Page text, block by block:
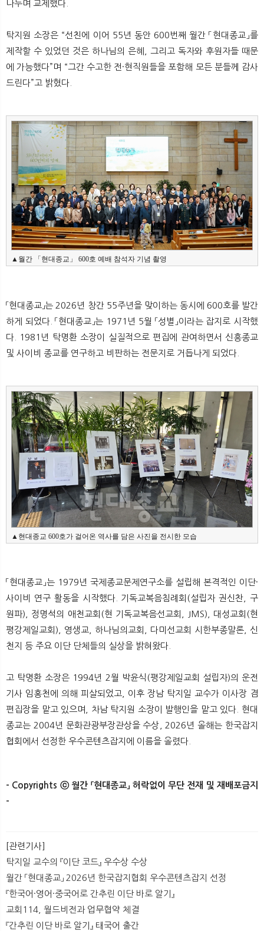
나누며 교제했다.
탁지원 소장은 “선친에 이어 55년 동안 600번째 월간 「현대종교」를
제작할 수 있었던 것은 하나님의 은혜, 그리고 독자와 후원자들 때문
에 가능했다”며 “그간 수고한 전·현직원들을 포함해 모든 분들께 감사
드린다”고 밝혔다.
▲월간 「현대종교」 600호 예배 참석자 기념 촬영
「현대종교」는 2026년 창간 55주년을 맞이하는 동시에 600호를 발간
하게 되었다. 「현대종교」는 1971년 5월 「성별」이라는 잡지로 시작했
다. 1981년 탁명환 소장이 실질적으로 편집에 관여하면서 신흥종교
및 사이비 종교를 연구하고 비판하는 전문지로 거듭나게 되었다.
▲현대종교 600호가 걸어온 역사를 담은 사진을 전시한 모습
「현대종교」는 1979년 국제종교문제연구소를 설립해 본격적인 이단·
사이비 연구 활동을 시작했다. 기독교복음침례회(설립자 권신찬, 구
원파), 정명석의 애천교회(현 기독교복음선교회, JMS), 대성교회(현
평강제일교회), 영생교, 하나님의교회, 다미선교회 시한부종말론, 신
천지 등 주요 이단 단체들의 실상을 밝혀왔다.
고 탁명환 소장은 1994년 2월 박윤식(평강제일교회 설립자)의 운전
기사 임홍천에 의해 피살되었고, 이후 장남 탁지일 교수가 이사장 겸
편집장을 맡고 있으며, 차남 탁지원 소장이 발행인을 맡고 있다. 현대
종교는 2004년 문화관광부장관상을 수상, 2026년 올해는 한국잡지
협회에서 선정한 우수콘텐츠잡지에 이름을 올렸다.
- Copyrights ⓒ 월간 「현대종교」 허락없이 무단 전재 및 재배포금지
-​
[관련기사]
탁지일 교수의 『이단 코드』 우수상 수상
월간 「현대종교」 2026년 한국잡지협회 우수콘텐츠잡지 선정
『한국어·영어·중국어로 간추린 이단 바로 알기』
교회114, 월드비전과 업무협약 체결
『간추린 이단 바로 알기』 태국어 출간